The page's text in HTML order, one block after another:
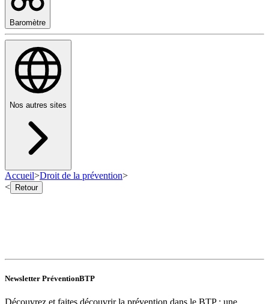
Baromètre
Nos autres sites
Accueil>Droit de la prévention>
<
Retour
Newsletter PréventionBTP
Découvrez et faites découvrir la prévention dans le BTP : une